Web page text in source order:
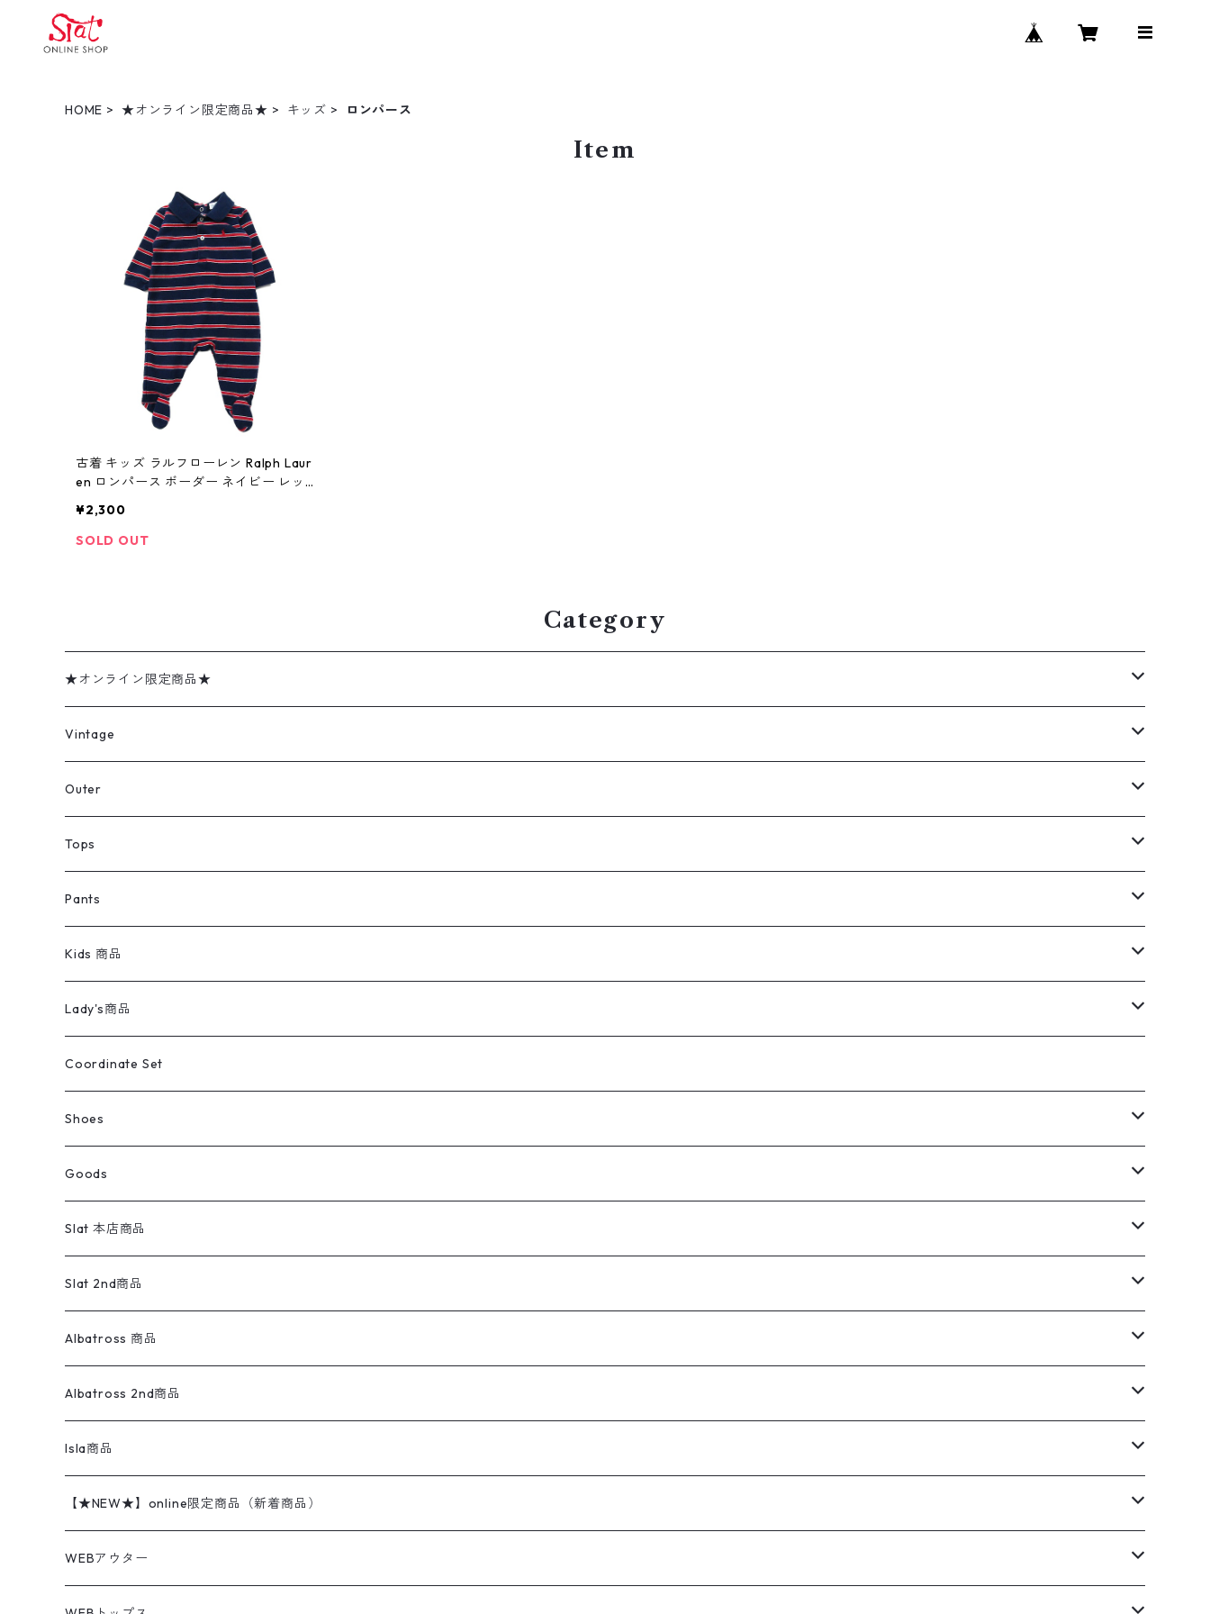
HOME ★オンライン限定商品★ キッズ ロンパース
Item
古着 キッズ ラルフローレン Ralph Laur
en ロンパース ボーダー ネイビー レッ
¥2,300
SOLD OUT
Category
★オンライン限定商品★
ミリタリーデッドストック
アウター
デニムジャケット
ミリタリージャケット
コート
ナイロンジャケット
レザー
テーラードジャケット
ボアジャケット
その他
トップス
半袖シャツ
長袖シャツ
セーター・カーディガン
パンツ
デニムパンツ
ミリタリーパンツ
スラックス
オーバーオール・つなぎ
イージーパンツ
レディース
アウター
トップス
キッズ
アウター
トップス
ライフスタイル雑貨
ラグ・ブランケット
ブランド
ラルフローレン
リーバイス
カーハート
ディッキーズ
Vintage
Jacket
Tee
Sweat Shirts
REVERSE WEAVE
Pants
Shirts
Ladies
Sweater
Goods
Military
Outer
コート
デニムジャケット
ミリタリージャケット
スウィングトップ
アウトドアナイロンジャケット
スポーツナイロンジャケット
ワークジャケット
テーラードジャケット
ウールジャケット
ダウンジャケット
レザージャケット
Otherジャケット
Tops
Tシャツ
長袖シャツ
ブランドシャツ
ストライプシャツ
柄シャツ
ワークシャツ
半袖シャツ
ポロシャツ
スウェット・パーカ
プリントスウェット
ロゴスウェット
ベスト
セーター・カーディガン
アランセーター
ウールセーター
フリース
Pants
デニムパンツ
501,505
バギーズデニム
ミリタリーパンツ
チノパンツ
イージーパンツ
スラックス
ワークパンツ
コーデュロイパンツ
オーバーオール・つなぎ
ショーツ
Otherパンツ
Kids 商品
Vintage
Tops
Pants
Tops
Pants
Lady's商品
Tシャツ
ブラウス／シャツ／デザイントップス
長袖
半袖
ベスト／キャミソール
スウェット
ニット
ジャケット
スカート
パンツ(w30以下)
ワンピース
長袖
半袖
Coordinate Set
Shoes
22cm以下
22.5cm
23cm
23.5cm
24cm
24.5cm
25cm
25.5cm
Goods
バンダナ
Slat 本店商品
Outer
Tee
Shirts
S/S Shirts
L/S Shirts
Sweat Shirts
REVERSE WEAVE
Sweater
Fleece
Slat 2nd商品
アウター
ハンティングジャケット
アウトドアジャケット
長袖シャツ
アウトドアシャツ
ブランドシャツ
半袖シャツ
アウトドアシャツ
ブランドシャツ
スウェット シャツ
ブランドスウェット
プリントスウェット
パンツ
リーバイス501 505
Albatross 商品
Vintage sweater
Outer
Sailing Jacket
Swingtop
Other Tops
Fleece tops
Knit
Sweat Shirts
Albatross 2nd商品
70sアイテム
Marlboro
GAP
Isla商品
2点セットコーデ
Sweat Shirts
【★NEW★】online限定商品（新着商品）
8月NEWアイテム（2026）
トップス
WEBアウター